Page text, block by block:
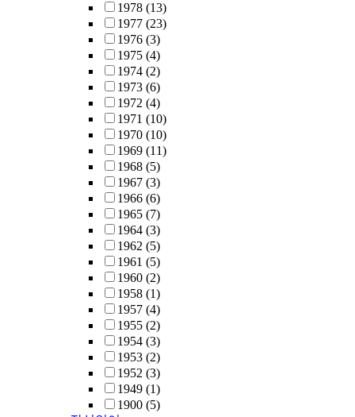
1978 (13)
1977 (23)
1976 (3)
1975 (4)
1974 (2)
1973 (6)
1972 (4)
1971 (10)
1970 (10)
1969 (11)
1968 (5)
1967 (3)
1966 (6)
1965 (7)
1964 (3)
1962 (5)
1961 (5)
1960 (2)
1958 (1)
1957 (4)
1955 (2)
1954 (3)
1953 (2)
1952 (3)
1949 (1)
1900 (5)